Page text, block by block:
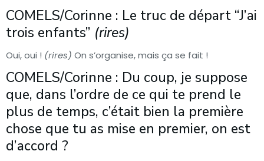
COMELS/Corinne : Le truc de départ “J’ai
trois enfants” (rires)
Oui, oui ! (rires) On s’organise, mais ça se fait !
COMELS/Corinne : Du coup, je suppose
que, dans l’ordre de ce qui te prend le
plus de temps, c’était bien la première
chose que tu as mise en premier, on est
d’accord ?